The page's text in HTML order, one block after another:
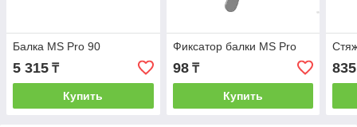
Балка MS Pro 90
5 315 ₸
Купить
Фиксатор балки MS Pro
98₸
Купить
835